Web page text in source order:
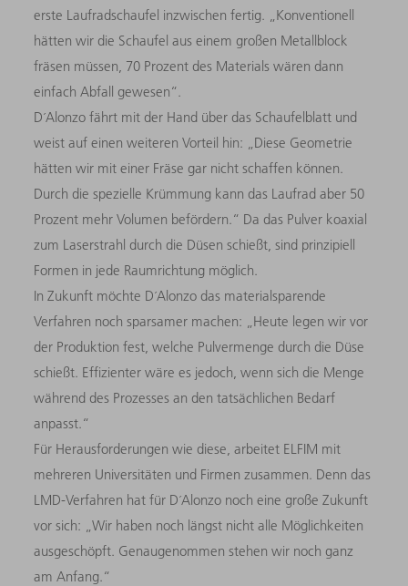
erste Laufradschaufel inzwischen fertig. „Konventionell
hätten wir die Schaufel aus einem großen Metallblock
fräsen müssen, 70 Prozent des Materials wären dann
einfach Abfall gewesen“.
D´Alonzo fährt mit der Hand über das Schaufelblatt und
weist auf einen weiteren Vorteil hin: „Diese Geometrie
hätten wir mit einer Fräse gar nicht schaffen können.
Durch die spezielle Krümmung kann das Laufrad aber 50
Prozent mehr Volumen befördern.“ Da das Pulver koaxial
zum Laserstrahl durch die Düsen schießt, sind prinzipiell
Formen in jede Raumrichtung möglich.
In Zukunft möchte D´Alonzo das materialsparende
Verfahren noch sparsamer machen: „Heute legen wir vor
der Produktion fest, welche Pulvermenge durch die Düse
schießt. Effizienter wäre es jedoch, wenn sich die Menge
während des Prozesses an den tatsächlichen Bedarf
anpasst.“
Für Herausforderungen wie diese, arbeitet ELFIM mit
mehreren Universitäten und Firmen zusammen. Denn das
LMD-Verfahren hat für D´Alonzo noch eine große Zukunft
vor sich: „Wir haben noch längst nicht alle Möglichkeiten
ausgeschöpft. Genaugenommen stehen wir noch ganz
am Anfang.“